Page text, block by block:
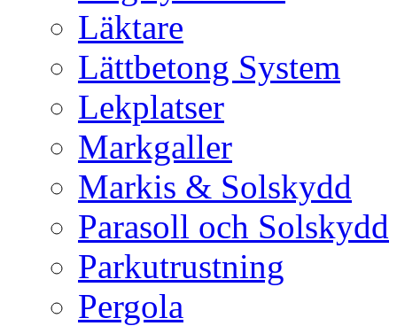
Läktare
Lättbetong System
Lekplatser
Markgaller
Markis & Solskydd
Parasoll och Solskydd
Parkutrustning
Pergola